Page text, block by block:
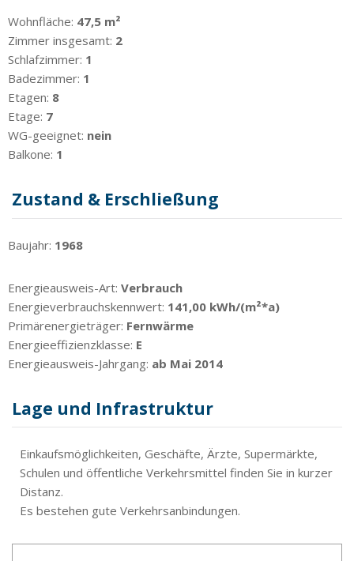
Wohnfläche: 47,5 m²
Zimmer insgesamt: 2
Schlafzimmer: 1
Badezimmer: 1
Etagen: 8
Etage: 7
WG-geeignet: nein
Balkone: 1
Zustand & Erschließung
Baujahr: 1968
Energieausweis-Art: Verbrauch
Energieverbrauchskennwert: 141,00 kWh/(m²*a)
Primärenergieträger: Fernwärme
Energieeffizienzklasse: E
Energieausweis-Jahrgang: ab Mai 2014
Lage und Infrastruktur
Einkaufsmöglichkeiten, Geschäfte, Ärzte, Supermärkte,
Schulen und öffentliche Verkehrsmittel finden Sie in kurzer
Distanz.
Es bestehen gute Verkehrsanbindungen.